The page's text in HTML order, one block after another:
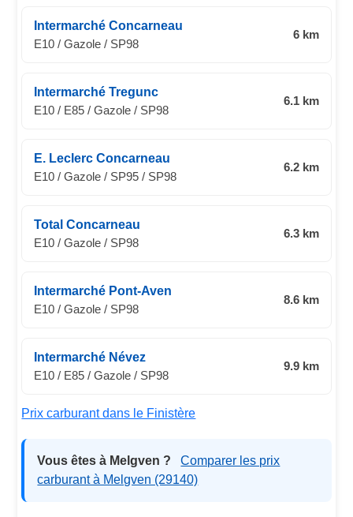
Intermarché Concarneau
E10 / Gazole / SP98
6 km
Intermarché Tregunc
E10 / E85 / Gazole / SP98
6.1 km
E. Leclerc Concarneau
E10 / Gazole / SP95 / SP98
6.2 km
Total Concarneau
E10 / Gazole / SP98
6.3 km
Intermarché Pont-Aven
E10 / Gazole / SP98
8.6 km
Intermarché Névez
E10 / E85 / Gazole / SP98
9.9 km
Prix carburant dans le Finistère
Vous êtes à Melgven ?
Comparer les prix
carburant à Melgven (29140)